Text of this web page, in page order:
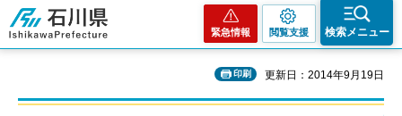
石川県
緊急情報 閲覧支援 検索メニュー
印刷 更新日：2014年9月19日